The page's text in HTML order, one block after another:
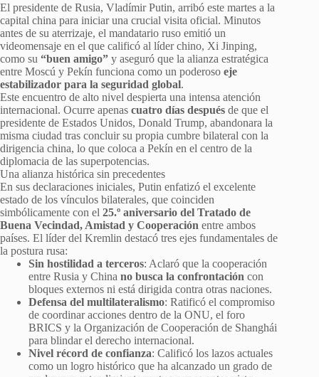
El presidente de Rusia, Vladímir Putin, arribó este martes a la
capital china para iniciar una crucial visita oficial. Minutos
antes de su aterrizaje, el mandatario ruso emitió un
videomensaje en el que calificó al líder chino, Xi Jinping,
como su “buen amigo” y aseguró que la alianza estratégica
entre Moscú y Pekín funciona como un poderoso eje
estabilizador para la seguridad global.
Este encuentro de alto nivel despierta una intensa atención
internacional. Ocurre apenas cuatro días después de que el
presidente de Estados Unidos, Donald Trump, abandonara la
misma ciudad tras concluir su propia cumbre bilateral con la
dirigencia china, lo que coloca a Pekín en el centro de la
diplomacia de las superpotencias.
Una alianza histórica sin precedentes
En sus declaraciones iniciales, Putin enfatizó el excelente
estado de los vínculos bilaterales, que coinciden
simbólicamente con el 25.º aniversario del Tratado de
Buena Vecindad, Amistad y Cooperación entre ambos
países. El líder del Kremlin destacó tres ejes fundamentales de
la postura rusa:
Sin hostilidad a terceros: Aclaró que la cooperación
entre Rusia y China no busca la confrontación con
bloques externos ni está dirigida contra otras naciones.
Defensa del multilateralismo: Ratificó el compromiso
de coordinar acciones dentro de la ONU, el foro
BRICS y la Organización de Cooperación de Shanghái
para blindar el derecho internacional.
Nivel récord de confianza: Calificó los lazos actuales
como un logro histórico que ha alcanzado un grado de